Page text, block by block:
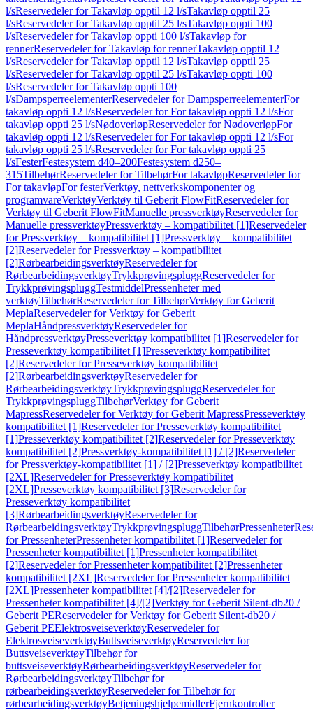
l/sReservedeler for Takavløp opptil 12 l/sTakavløp opptil 25
l/sReservedeler for Takavløp opptil 25 l/sTakavløp oppti 100
l/sReservedeler for Takavløp oppti 100 l/sTakavløp for
rennerReservedeler for Takavløp for rennerTakavløp opptil 12
l/sReservedeler for Takavløp opptil 12 l/sTakavløp opptil 25
l/sReservedeler for Takavløp opptil 25 l/sTakavløp oppti 100
l/sReservedeler for Takavløp oppti 100
l/sDampsperreelementerReservedeler for DampsperreelementerFor
takavløp oppti 12 l/sReservedeler for For takavløp oppti 12 l/sFor
takavløp oppti 25 l/sNødoverløpReservedeler for NødoverløpFor
takavløp oppti 12 l/sReservedeler for For takavløp oppti 12 l/sFor
takavløp oppti 25 l/sReservedeler for For takavløp oppti 25
l/sFesterFestesystem d40–200Festesystem d250–
315TilbehørReservedeler for TilbehørFor takavløpReservedeler for
For takavløpFor festerVerktøy, nettverkskomponenter og
programvareVerktøyVerktøy til Geberit FlowFitReservedeler for
Verktøy til Geberit FlowFitManuelle pressverktøyReservedeler for
Manuelle pressverktøyPressverktøy – kompatibilitet [1]Reservedeler
for Pressverktøy – kompatibilitet [1]Pressverktøy – kompatibilitet
[2]Reservedeler for Pressverktøy – kompatibilitet
[2]RørbearbeidingsverktøyReservedeler for
RørbearbeidingsverktøyTrykkprøvingspluggReservedeler for
TrykkprøvingspluggTestmiddelPressenheter med
verktøyTilbehørReservedeler for TilbehørVerktøy for Geberit
MeplaReservedeler for Verktøy for Geberit
MeplaHåndpressverktøyReservedeler for
HåndpressverktøyPresseverktøy kompatibilitet [1]Reservedeler for
Presseverktøy kompatibilitet [1]Presseverktøy kompatibilitet
[2]Reservedeler for Presseverktøy kompatibilitet
[2]RørbearbeidingsverktøyReservedeler for
RørbearbeidingsverktøyTrykkprøvingspluggReservedeler for
TrykkprøvingspluggTilbehørVerktøy for Geberit
MapressReservedeler for Verktøy for Geberit MapressPresseverktøy
kompatibilitet [1]Reservedeler for Presseverktøy kompatibilitet
[1]Presseverktøy kompatibilitet [2]Reservedeler for Presseverktøy
kompatibilitet [2]Pressverktøy-kompatibilitet [1] / [2]Reservedeler
for Pressverktøy-kompatibilitet [1] / [2]Presseverktøy kompatibilitet
[2XL]Reservedeler for Presseverktøy kompatibilitet
[2XL]Presseverktøy kompatibilitet [3]Reservedeler for
Presseverktøy kompatibilitet
[3]RørbearbeidingsverktøyReservedeler for
RørbearbeidingsverktøyTrykkprøvingspluggTilbehørPressenheter
for PressenheterPressenheter kompatibilitet [1]Reservedeler for
Pressenheter kompatibilitet [1]Pressenheter kompatibilitet
[2]Reservedeler for Pressenheter kompatibilitet [2]Pressenheter
kompatibilitet [2XL]Reservedeler for Pressenheter kompatibilitet
[2XL]Pressenheter kompatibilitet [4]/[2]Reservedeler for
Pressenheter kompatibilitet [4]/[2]Verktøy for Geberit Silent-db20 /
Geberit PEReservedeler for Verktøy for Geberit Silent-db20 /
Geberit PEElektrosveiseverktøyReservedeler for
ElektrosveiseverktøyButtsveiseverktøyReservedeler for
ButtsveiseverktøyTilbehør for
buttsveiseverktøyRørbearbeidingsverktøyReservedeler for
RørbearbeidingsverktøyTilbehør for
rørbearbeidingsverktøyReservedeler for Tilbehør for
rørbearbeidingsverktøyBetjeningshjelpemidlerFjernkontroller